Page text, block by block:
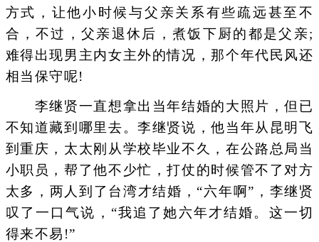
方式，让他小时候与父亲关系有些疏远甚至不
合，不过，父亲退休后，煮饭下厨的都是父亲;
难得出现男主内女主外的情况，那个年代民风还
相当保守呢!
李继贤一直想拿出当年结婚的大照片，但已
不知道藏到哪里去。李继贤说，他当年从昆明飞
到重庆，太太刚从学校毕业不久，在公路总局当
小职员，帮了他不少忙，打仗的时候管不了对方
太多，两人到了台湾才结婚，“六年啊”，李继贤
叹了一口气说，“我追了她六年才结婚。这一切
得来不易!”